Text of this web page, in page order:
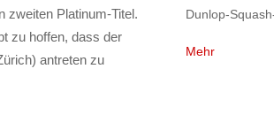
zweiten Platinum-Titel.
zu hoffen, dass der
antreten zu
Dunlop-
Mehr